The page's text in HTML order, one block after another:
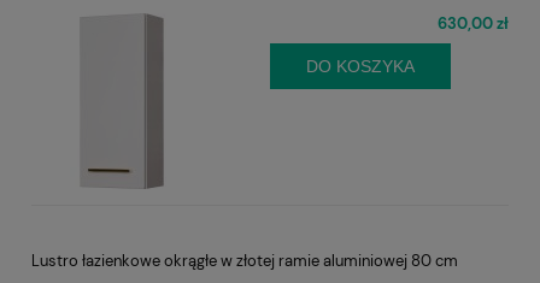
630,00 zł
DO KOSZYKA
Lustro łazienkowe okrągłe w złotej ramie aluminiowej 80 cm